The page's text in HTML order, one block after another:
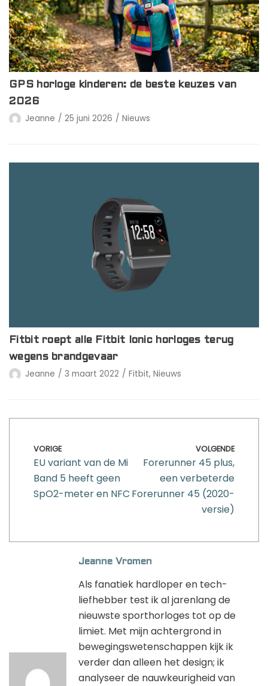
GPS horloge kinderen: de beste keuzes van
2026
Jeanne 25 juni 2026 Nieuws
Fitbit roept alle Fitbit Ionic horloges terug
wegens brandgevaar
Jeanne 3 maart 2022 Fitbit, Nieuws
VORIGE
EU variant van de Mi
Band 5 heeft geen
SpO2-meter en NFC
VOLGENDE
Forerunner 45 plus,
een verbeterde
Forerunner 45 (2020-
versie)
Jeanne Vromen
Als fanatiek hardloper en tech-
liefhebber test ik al jarenlang de
nieuwste sporthorloges tot op de
limiet. Met mijn achtergrond in
bewegingswetenschappen kijk ik
verder dan alleen het design; ik
analyseer de nauwkeurigheid van